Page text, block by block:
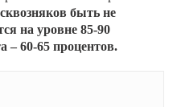
быть не
на уровне 85-90
– 60-65 процентов.